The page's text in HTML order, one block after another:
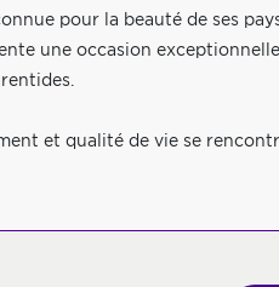
pour la beauté de ses
une occasion
et qualité de vie se